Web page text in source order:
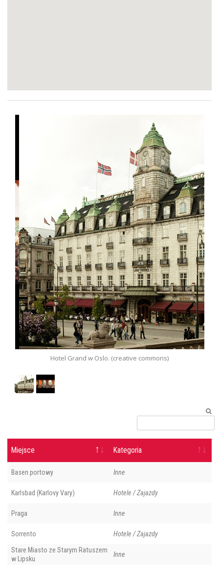
Hotel Grand w Oslo. (creative commons)
Miejsce Kategoria
Basen portowy Inne
Karlsbad (Karlovy Vary) Hotele / Zajazdy
Praga Inne
Sorrento Hotele / Zajazdy
Stare Miasto ze Starym Ratuszem
w Lipsku
Inne